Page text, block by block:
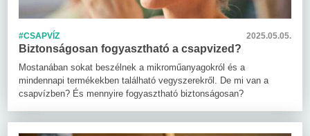
#CSAPVÍZ 2025.05.05.
Biztonságosan fogyasztható a csapvized?
Mostanában sokat beszélnek a mikroműanyagokról és a
mindennapi termékekben található vegyszerekről. De mi van a
csapvízben? És mennyire fogyasztható biztonságosan?